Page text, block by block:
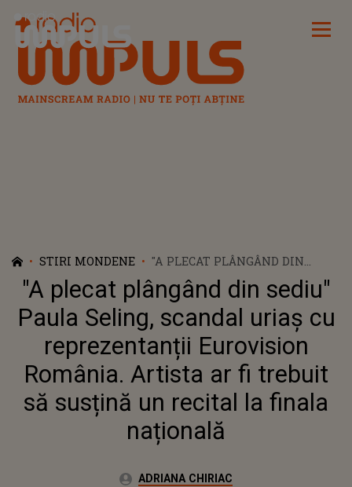
Radio Impuls
STIRI MONDENE
"A PLECAT PLÂNGÂND DIN
SEDIU" PAULA SELING,
SCANDAL URIAȘ CU
REPREZENTANȚII EUROVISION
ROMÂNIA. ARTISTA AR FI
TREBUIT SĂ SUSȚINĂ UN
RECITAL LA FINALA
NAȚIONALĂ
"A plecat plângând din sediu"
Paula Seling, scandal uriaș cu
reprezentanții Eurovision
România. Artista ar fi trebuit
să susțină un recital la finala
națională
Autor:ADRIANA CHIRIAC